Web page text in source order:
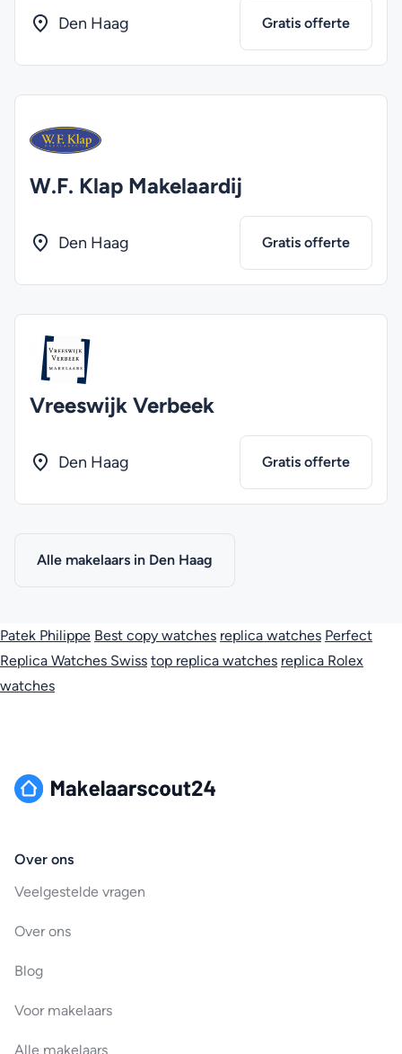
Den Haag Gratis offerte
W.F. Klap Makelaardij
Den Haag Gratis offerte
Vreeswijk Verbeek
Den Haag Gratis offerte
Alle makelaars in Den Haag
Patek Philippe Best copy watches replica watches Perfect
Replica Watches Swiss top replica watches replica Rolex
watches
Over ons
Veelgestelde vragen
Over ons
Blog
Voor makelaars
Alle makelaars